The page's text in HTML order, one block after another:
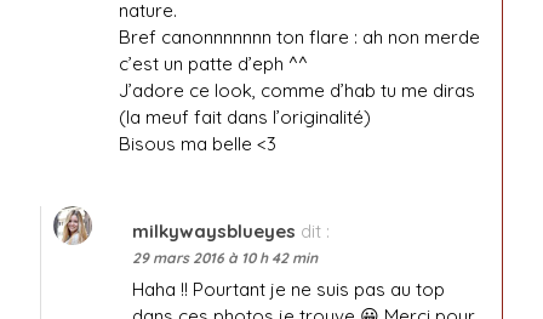
nature.
Bref canonnnnnnn ton flare : ah non merde
c’est un patte d’eph ^^
J’adore ce look, comme d’hab tu me diras
(la meuf fait dans l’originalité)
Bisous ma belle <3
milkywaysblueyes dit :
29 mars 2016 à 10 h 42 min
Haha !! Pourtant je ne suis pas au top